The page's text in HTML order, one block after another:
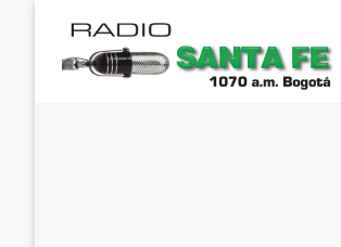
contenido